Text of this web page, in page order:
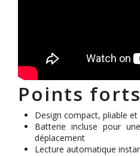
Points forts
Design compact, pliable
Batterie incluse pour
déplacement
Lecture automatique